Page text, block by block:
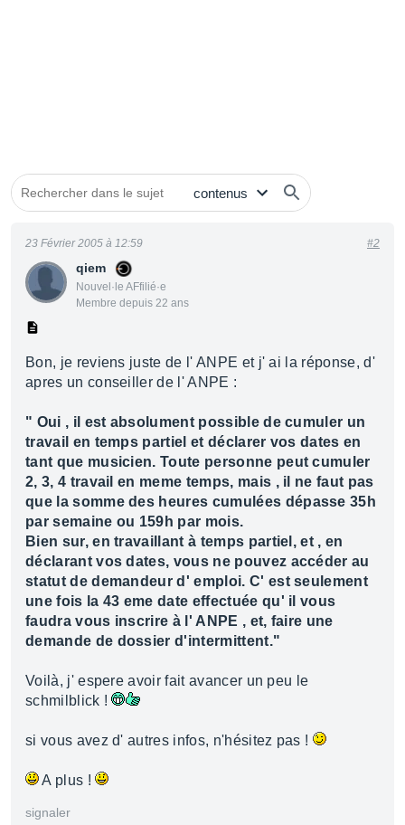
qiem
Nouvel·le AFfilié·e
Membre depuis 22 ans
23 Février 2005 à 12:59 #2
Bon, je reviens juste de l' ANPE et j' ai la réponse, d'
apres un conseiller de l' ANPE :
" Oui , il est absolument possible de cumuler un
travail en temps partiel et déclarer vos dates en
tant que musicien. Toute personne peut cumuler
2, 3, 4 travail en meme temps, mais , il ne faut pas
que la somme des heures cumulées dépasse 35h
par semaine ou 159h par mois.
Bien sur, en travaillant à temps partiel, et , en
déclarant vos dates, vous ne pouvez accéder au
statut de demandeur d' emploi. C' est seulement
une fois la 43 eme date effectuée qu' il vous
faudra vous inscrire à l' ANPE , et, faire une
demande de dossier d'intermittent."
Voilà, j' espere avoir fait avancer un peu le
schmilblick !
si vous avez d' autres infos, n'hésitez pas !
A plus !
signaler